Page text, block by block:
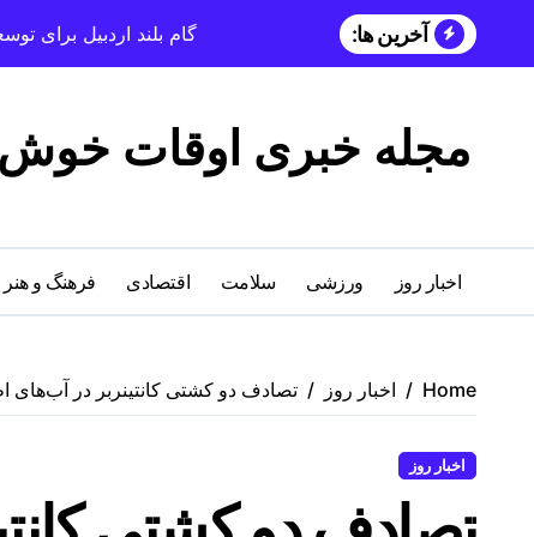
آخرین ها: گام بلند اردبیل برای
مجله خبری اوقات خوش
اخبار روز ورزشی سلامت اقتصادی فرهنگ و هنر
Home اخبار روز تصادف دو کشتی کانتینربر در آب‌های
اخبار روز